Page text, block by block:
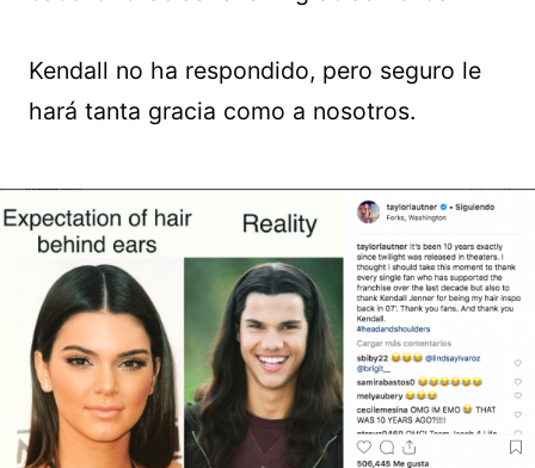
Kendall no ha respondido, pero seguro le
hará tanta gracia como a nosotros.